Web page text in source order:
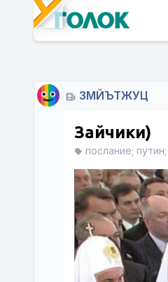
ЗМЙЪТЖУЦ
Зайчики)
послание;